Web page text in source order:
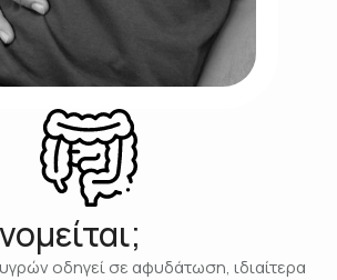
οδηγεί σε αφυδάτωση, ιδιαίτερα